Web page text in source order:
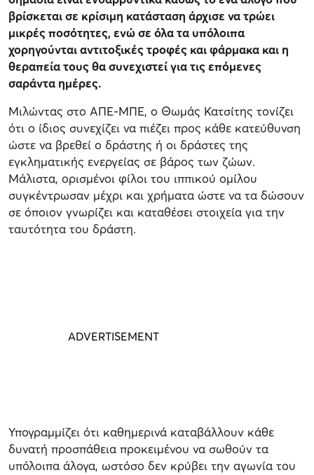
βρίσκεται σε κρίσιμη κατάσταση άρχισε να τρώει
μικρές ποσότητες, ενώ σε όλα τα υπόλοιπα
χορηγούνται αντιτοξικές τροφές και φάρμακα και η
θεραπεία τους θα συνεχιστεί για τις επόμενες
σαράντα ημέρες.
Μιλώντας στο ΑΠΕ-ΜΠΕ, ο Θωμάς Κατσίτης τονίζει
ότι ο ίδιος συνεχίζει να πιέζει προς κάθε κατεύθυνση
ώστε να βρεθεί ο δράστης ή οι δράστες της
εγκληματικής ενεργείας σε βάρος των ζώων.
Μάλιστα, ορισμένοι φίλοι του ιππικού ομίλου
συγκέντρωσαν μέχρι και χρήματα ώστε να τα δώσουν
σε όποιον γνωρίζει και καταθέσει στοιχεία για την
ταυτότητα του δράστη.
Υπογραμμίζει ότι καθημερινά καταβάλλουν κάθε
δυνατή προσπάθεια προκειμένου να σωθούν τα
υπόλοιπα άλογα, ωστόσο δεν κρύβει την αγωνία του